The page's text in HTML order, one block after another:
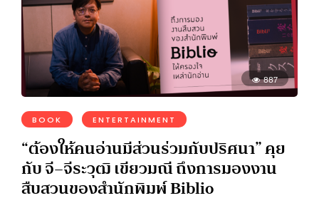
887
BOOK ENTERTAINMENT
“ต้องให้คนอ่านมีส่วนร่วมกับปริศนา” คุย
กับ จี–จีระวุฒิ เขียวมณี ถึงการมองงาน
สืบสวนของสำนักพิมพ์ Biblio